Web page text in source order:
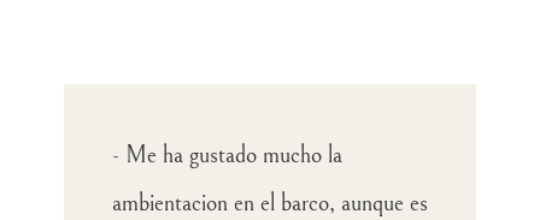
- Me ha gustado mucho la
ambientacion en el barco, aunque es